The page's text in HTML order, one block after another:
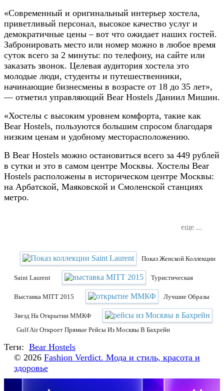
«Современный и оригинальный интерьер хостела,
приветливый персонал, высокое качество услуг и
демократичные цены – вот что ожидает наших гостей.
Забронировать место или номер можно в любое время
суток всего за 2 минуты: по телефону, на сайте или
заказать звонок. Целевая аудитория хостела это
молодые люди, студенты и путешественники,
начинающие бизнесмены в возрасте от 18 до 35 лет»,
— отметил управляющий Bear Hostels Даниил Мишин.
«Хостелы с высоким уровнем комфорта, такие как
Bear Hostels, пользуются большим спросом благодаря
низким ценам и удобному месторасположению.
В Bear Hostels можно остановиться всего за 449 рублей
в сутки и это в самом центре Москвы. Хостелы Bear
Hostels расположены в историческом центре Москвы:
на Арбатской, Маяковской и Смоленской станциях
метро.
еще ...
Показ Женской Коллекции
Saint Laurent Туристическая
Выставка MITT 2015 Лучшие Образы
Звезд На Открытии ММКФ
Gulf Air Откроет Прямые Рейсы Из Москвы В Бахрейн
Теги: Bear Hostels
© 2026 Fashion Verdict. Мода и стиль, красота и
здоровье